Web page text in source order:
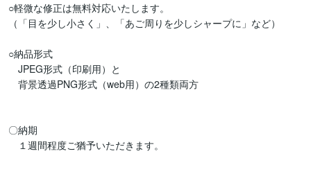
○軽微な修正は無料対応いたします。
（「目を少し小さく」、「あご周りを少しシャープに」など）
○納品形式
JPEG形式（印刷用）と
背景透過PNG形式（web用）の2種類両方
〇納期
１週間程度ご猶予いただきます。